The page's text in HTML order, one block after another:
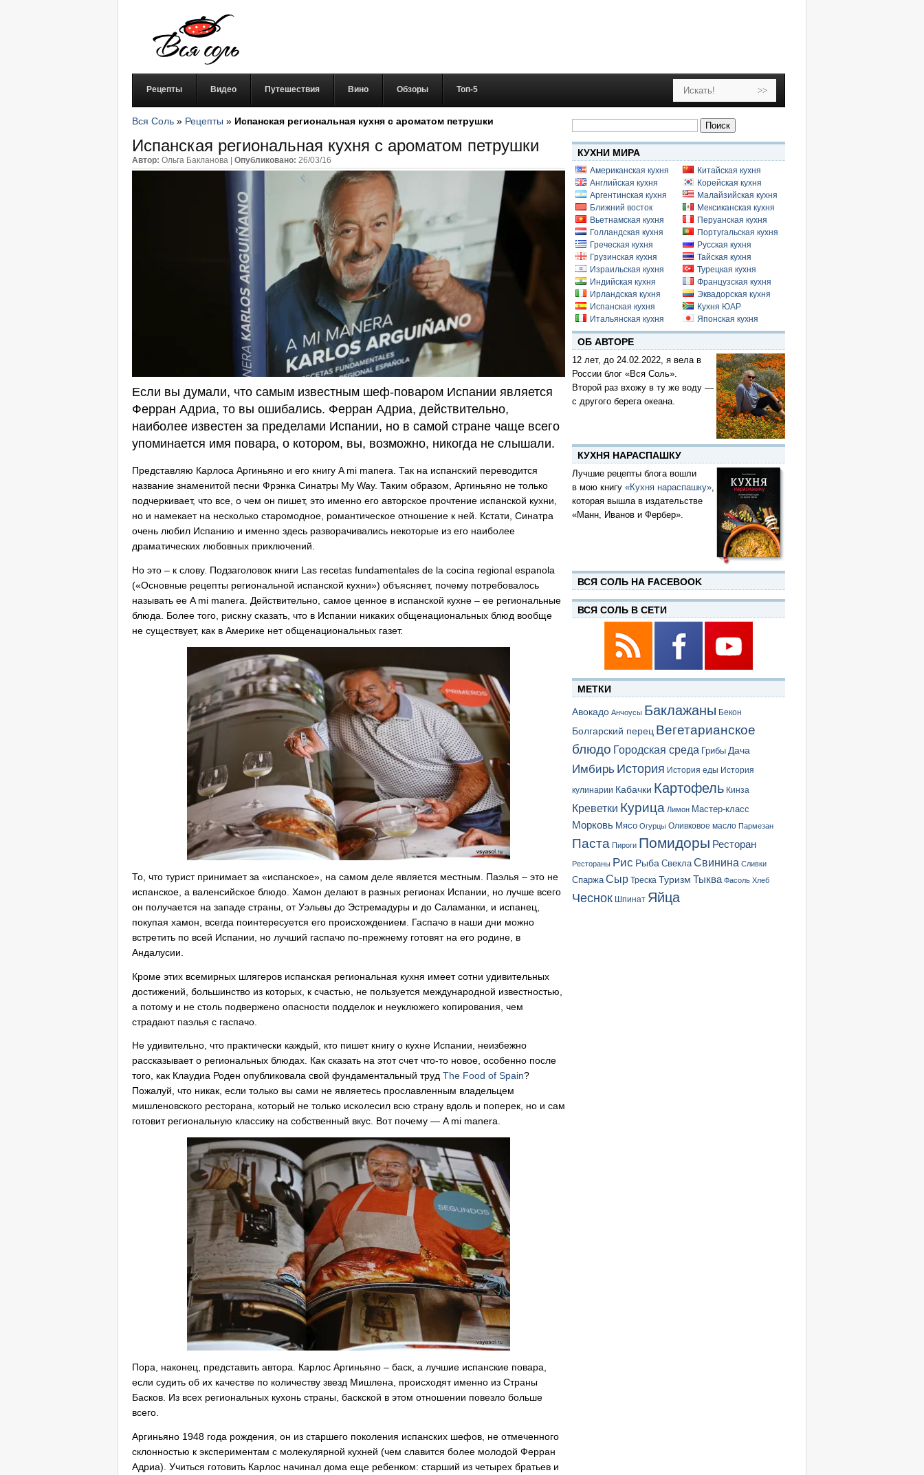
Рецепты Видео Путешествия Вино Обзоры Топ-5
Вся Соль » Рецепты » Испанская региональная кухня с ароматом петрушки
Испанская региональная кухня с ароматом петрушки
Автор: Ольга Бакланова | Опубликовано: 26/03/16
Если вы думали, что самым известным шеф-поваром Испании является
Ферран Адриа, то вы ошибались. Ферран Адриа, действительно,
наиболее известен за пределами Испании, но в самой стране чаще всего
упоминается имя повара, о котором, вы, возможно, никогда не слышали.
Представляю Карлоса Аргиньяно и его книгу A mi manera. Так на испанский переводится
название знаменитой песни Фрэнка Синатры My Way. Таким образом, Аргиньяно не только
подчеркивает, что все, о чем он пишет, это именно его авторское прочтение испанской кухни,
но и намекает на несколько старомодное, романтическое отношение к ней. Кстати, Синатра
очень любил Испанию и именно здесь разворачивались некоторые из его наиболее
драматических любовных приключений.
Но это – к слову. Подзаголовок книги Las recetas fundamentales de la cocina regional espanola
(«Основные рецепты региональной испанской кухни») объясняет, почему потребовалось
называть ее A mi manera. Действительно, самое ценное в испанской кухне – ее региональные
блюда. Более того, рискну сказать, что в Испании никаких общенациональных блюд вообще
не существует, как в Америке нет общенациональных газет.
То, что турист принимает за «испанское», на самом деле является местным. Паэлья – это не
испанское, а валенсийское блюдо. Хамон делают в разных регионах Испании, но лучше всего
он получается на западе страны, от Уэльвы до Эстремадуры и до Саламанки, и испанец,
покупая хамон, всегда поинтересуется его происхождением. Гаспачо в наши дни можно
встретить по всей Испании, но лучший гаспачо по-прежнему готовят на его родине, в
Андалусии.
Кроме этих всемирных шлягеров испанская региональная кухня имеет сотни удивительных
достижений, большинство из которых, к счастью, не пользуется международной известностью,
а потому и не столь подвержено опасности подделок и неуклюжего копирования, чем
страдают паэлья с гаспачо.
Не удивительно, что практически каждый, кто пишет книгу о кухне Испании, неизбежно
рассказывает о региональных блюдах. Как сказать на этот счет что-то новое, особенно после
того, как Клаудиа Роден опубликовала свой фундаментальный труд The Food of Spain?
Пожалуй, что никак, если только вы сами не являетесь прославленным владельцем
мишленовского ресторана, который не только исколесил всю страну вдоль и поперек, но и сам
готовит региональную классику на собственный вкус. Вот почему — A mi manera.
Пора, наконец, представить автора. Карлос Аргиньяно – баск, а лучшие испанские повара,
если судить об их качестве по количеству звезд Мишлена, происходят именно из Страны
Басков. Из всех региональных кухонь страны, баскской в этом отношении повезло больше
всего.
Аргиньяно 1948 года рождения, он из старшего поколения испанских шефов, не отмеченного
склонностью к экспериментам с молекулярной кухней (чем славится более молодой Ферран
Адриа). Учиться готовить Карлос начинал дома еще ребенком: старший из четырех братьев и
Найти:
КУХНИ МИРА
Американская кухня
Английская кухня
Аргентинская кухня
Ближний восток
Вьетнамская кухня
Голландская кухня
Греческая кухня
Грузинская кухня
Израильская кухня
Индийская кухня
Ирландская кухня
Испанская кухня
Итальянская кухня
Китайская кухня
Корейская кухня
Малайзийская кухня
Мексиканская кухня
Перуанская кухня
Португальская кухня
Русская кухня
Тайская кухня
Турецкая кухня
Французская кухня
Эквадорская кухня
Кухня ЮАР
Японская кухня
ОБ АВТОРЕ
12 лет, до 24.02.2022, я вела в
России блог «Вся Соль».
Второй раз вхожу в ту же воду —
с другого берега океана.
КУХНЯ НАРАСПАШКУ
Лучшие рецепты блога вошли
в мою книгу «Кухня нараспашку»,
которая вышла в издательстве
«Манн, Иванов и Фербер».
ВСЯ СОЛЬ НА FACEBOOK
ВСЯ СОЛЬ В СЕТИ
МЕТКИ
Авокадо Анчоусы Баклажаны Бекон
Болгарский перец Вегетарианское
блюдо Городская среда Грибы Дача
Имбирь История История еды История
кулинарии Кабачки Картофель Кинза
Креветки Курица Лимон Мастер-класс
Морковь Мясо Огурцы Оливковое масло Пармезан
Паста Пироги Помидоры Ресторан
Рестораны Рис Рыба Свекла Свинина Сливки
Спаржа Сыр Треска Туризм Тыква Фасоль Хлеб
Чеснок Шпинат Яйца